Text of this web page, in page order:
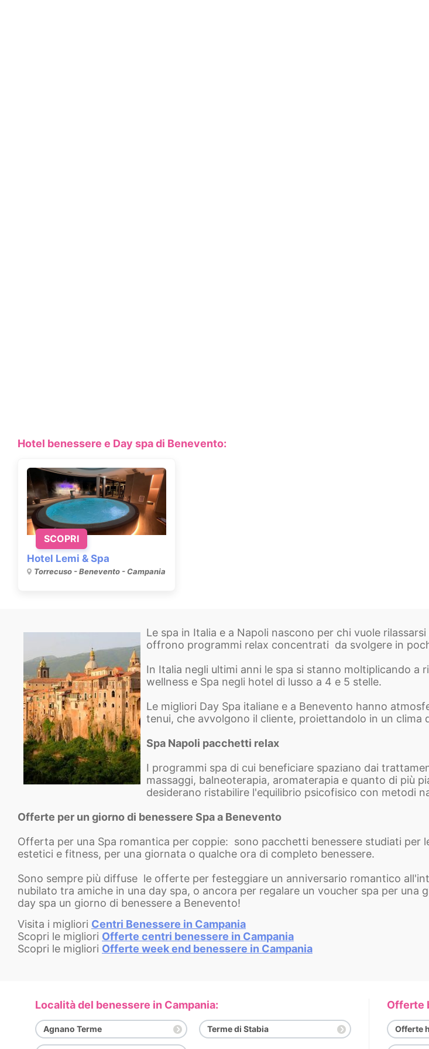
Hotel benessere e Day spa di Benevento:
Hotel Lemi & Spa
Torrecuso - Benevento - Campania
SCOPRI
Le spa in Italia e a Napoli nascono per chi vuole
offrono programmi relax concentrati da svolgere in
In Italia negli ultimi anni le spa si stanno moltiplicando a
wellness e Spa negli hotel di lusso a 4 e 5 stelle.
Le migliori Day Spa italiane e a Benevento hanno
tenui, che avvolgono il cliente, proiettandolo in un
Spa Napoli pacchetti relax
I programmi spa di cui beneficiare spaziano dai
massaggi, balneoterapia, aromaterapia e quanto di più
desiderano ristabilire l'equilibrio psicofisico con metodi
Offerte per un giorno di benessere Spa a Benevento
Offerta per una Spa romantica per coppie: sono pacchetti benessere studiati
estetici e fitness, per una giornata o qualche ora di completo benessere.
Sono sempre più diffuse le offerte per festeggiare un anniversario romantico
nubilato tra amiche in una day spa, o ancora per regalare un voucher spa per una
day spa un giorno di benessere a Benevento!
Visita i migliori Centri Benessere in Campania
Scopri le migliori Offerte centri benessere in Campania
Scopri le migliori Offerte week end benessere in Campania
Località del benessere in Campania:
Agnano Terme Terme di Stabia
Offerte
Offerte